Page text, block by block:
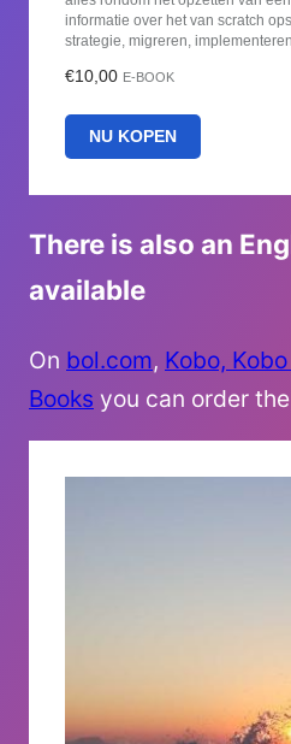
informatie over het van scratch
strategie, migreren,
€10,00 E-BOOK
NU KOPEN
There is also an
available
On bol.com, Kobo,
Books you can order